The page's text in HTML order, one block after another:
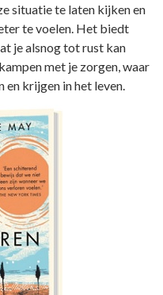
situatie te laten kijken en
te voelen. Het biedt
je alsnog tot rust kan
met je zorgen, waar
en krijgen in het leven.